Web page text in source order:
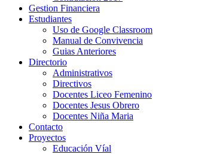
Gestion Financiera
Estudiantes
Uso de Google Classroom
Manual de Convivencia
Guias Anteriores
Directorio
Administrativos
Directivos
Docentes Liceo Femenino
Docentes Jesus Obrero
Docentes Niña Maria
Contacto
Proyectos
Educación Víal